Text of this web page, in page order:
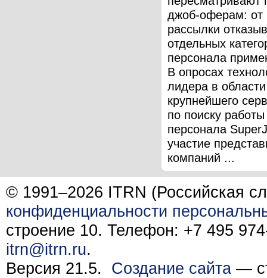
джоб-оферам: от
рассылки
отдельных
персонала
В опросах
лидера в
крупнейшего
по поиску
персонала
участие
компаний ...
© 1991–2026 ITRN (Российская
конфиденциальности
строение 10. Телефон: +7 495
itrn@itrn.ru.
Версия 21.5. Создание сайта —